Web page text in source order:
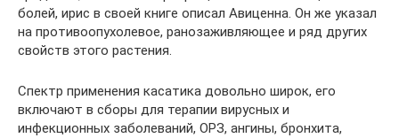
болей, ирис в своей книге описал Авиценна. Он же указал
на противоопухолевое, ранозаживляющее и ряд других
свойств этого растения.
Спектр применения касатика довольно широк, его
включают в сборы для терапии вирусных и
инфекционных заболеваний, ОРЗ, ангины, бронхита,